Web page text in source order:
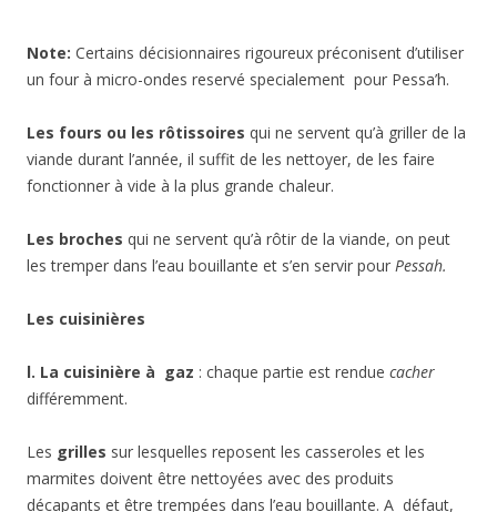
Note: Certains décisionnaires rigoureux préconisent d’utiliser
un four à micro-ondes reservé specialement pour Pessa’h.
Les fours ou les rôtissoires qui ne servent qu’à griller de la
viande durant l’année, il suffit de les nettoyer, de les faire
fonctionner à vide à la plus grande chaleur.
Les broches qui ne servent qu’à rôtir de la viande, on peut
les tremper dans l’eau bouillante et s’en servir pour Pessah.
Les cuisinières
l. La cuisinière à gaz : chaque partie est rendue cacher
différemment.
Les grilles sur lesquelles reposent les casseroles et les
marmites doivent être nettoyées avec des produits
décapants et être trempées dans l’eau bouillante. A défaut,